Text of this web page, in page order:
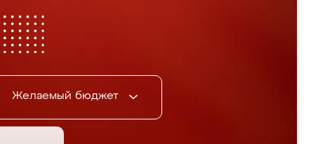
Желаемый бюджет